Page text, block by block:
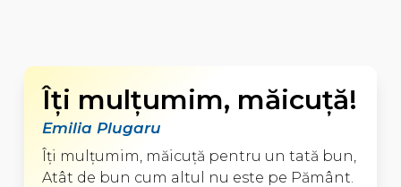
Îţi mulţumim, măicuţă!
Emilia Plugaru
Îţi mulţumim, măicuţă pentru un tată bun,
Atât de bun cum altul nu este pe Pământ.